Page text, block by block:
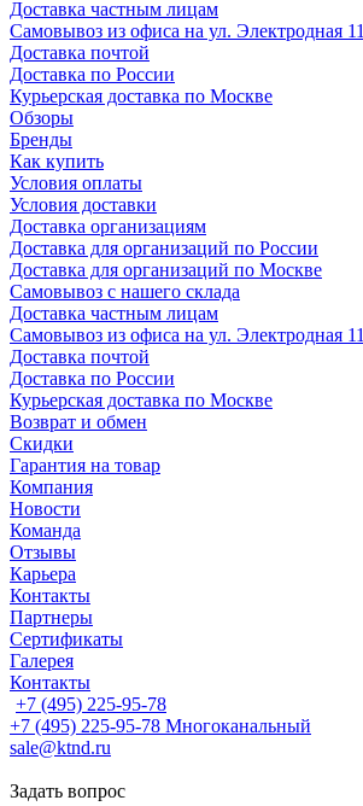
Доставка частным лицам
Самовывоз из офиса на ул. Электродная 11
Доставка почтой
Доставка по России
Курьерская доставка по Москве
Обзоры
Бренды
Как купить
Условия оплаты
Условия доставки
Доставка организациям
Доставка для организаций по России
Доставка для организаций по Москве
Самовывоз с нашего склада
Доставка частным лицам
Самовывоз из офиса на ул. Электродная 11
Доставка почтой
Доставка по России
Курьерская доставка по Москве
Возврат и обмен
Скидки
Гарантия на товар
Компания
Новости
Команда
Отзывы
Карьера
Контакты
Партнеры
Сертификаты
Галерея
Контакты
+7 (495) 225-95-78
+7 (495) 225-95-78 Многоканальный
sale@ktnd.ru
Задать вопрос